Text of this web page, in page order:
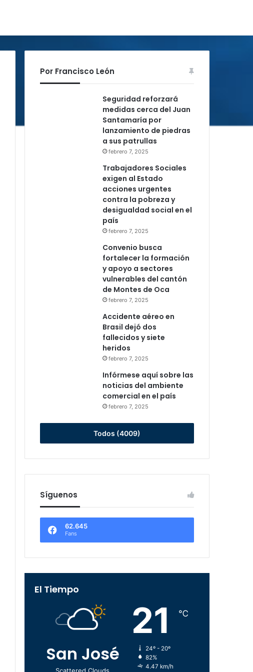
Por Francisco León
Seguridad reforzará
medidas cerca del Juan
Santamaría por
lanzamiento de piedras
a sus patrullas
febrero 7, 2025
Trabajadores Sociales
exigen al Estado
acciones urgentes
contra la pobreza y
desigualdad social en el
país
febrero 7, 2025
Convenio busca
fortalecer la formación
y apoyo a sectores
vulnerables del cantón
de Montes de Oca
febrero 7, 2025
Accidente aéreo en
Brasil dejó dos
fallecidos y siete
heridos
febrero 7, 2025
Infórmese aquí sobre las
noticias del ambiente
comercial en el país
febrero 7, 2025
Todos (4009)
Síguenos
62.645
Fans
El Tiempo
San José
21 ℃
24º - 20º
82%
4.47 km/h